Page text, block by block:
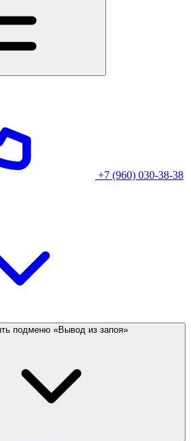
+7 (960) 030-38-38
подменю «Вывод из запоя»